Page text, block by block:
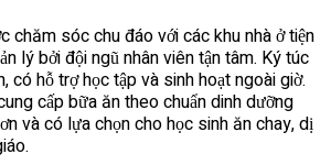
chăm sóc chu đáo với các khu nhà ở tiện
lý bởi đội ngũ nhân viên tận tâm. Ký túc
có hỗ trợ học tập và sinh hoạt ngoài giờ.
cấp bữa ăn theo chuẩn dinh dưỡng
và có lựa chọn cho học sinh ăn chay, dị